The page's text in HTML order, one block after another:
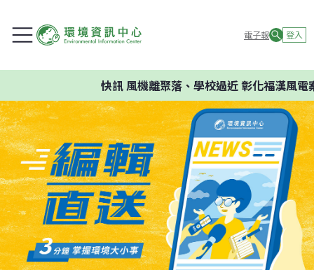
電子報 登入
快訊風機離聚落、學校過近 彰化福漢風電